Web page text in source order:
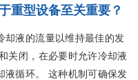
重型设备至关重要？
却液的流量以维持最佳的发
关闭，在必要时允许冷却液
液循环。 这种机制可确保发